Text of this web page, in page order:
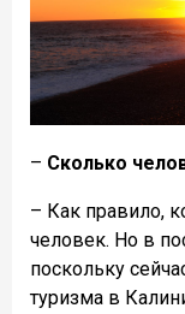
– Сколько
– Как правило,
человек. Но в
поскольку
туризма в